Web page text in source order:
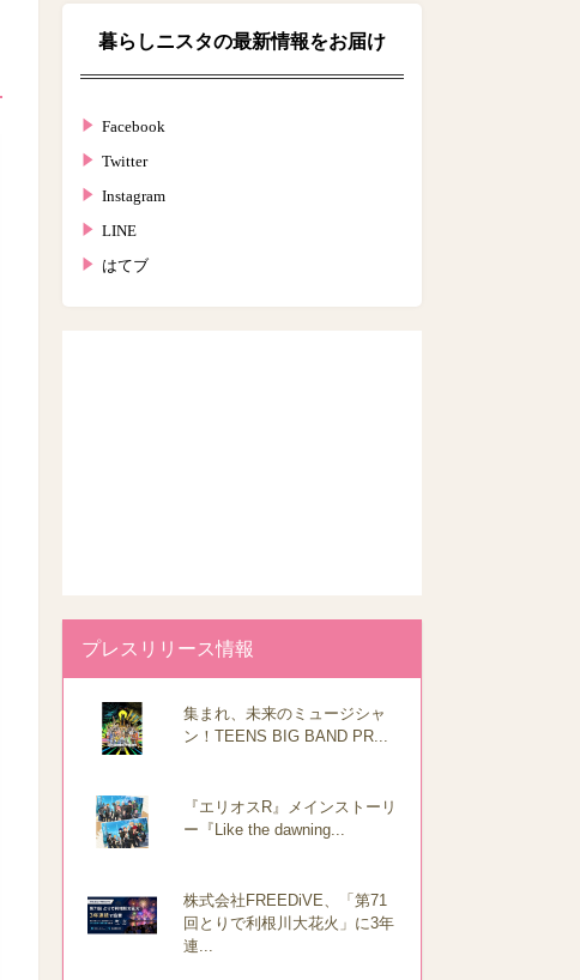
暮らしニスタの最新情報をお届け
Facebook
Twitter
Instagram
LINE
はてブ
プレスリリース情報
集まれ、未来のミュージシャ
ン！TEENS BIG BAND PR...
『エリオスR』メインストーリ
ー『Like the dawning...
株式会社FREEDiVE、「第71
回とりで利根川大花火」に3年
連...